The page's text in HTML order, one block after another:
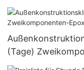
(Tage)
Großhandel -